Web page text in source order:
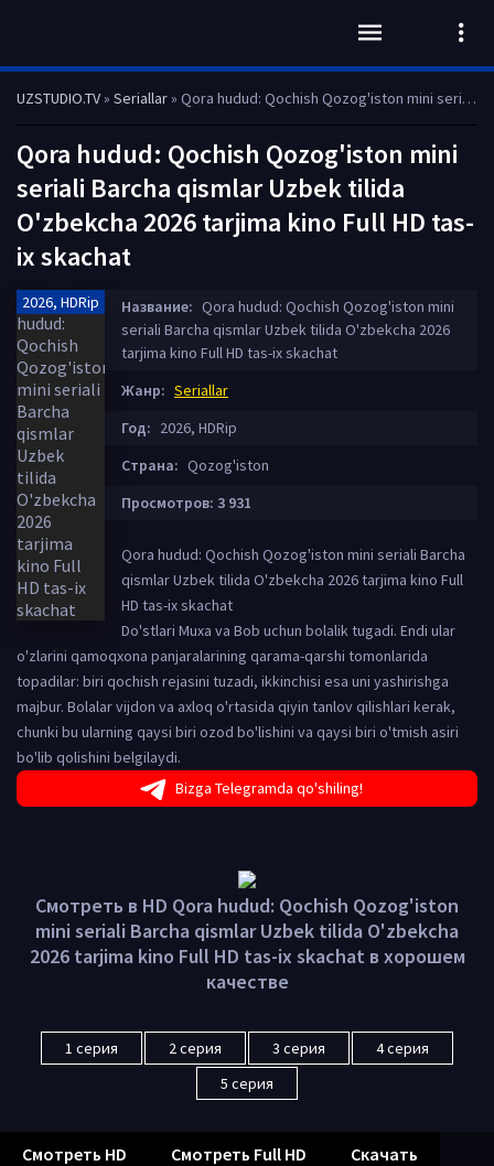
UZSTUDIO.TV» Seriallar» Qora hudud: Qochish Qozog'iston mini seriali Barcha qismlar Uzbek tilida O'zbekcha 2026 tarjima kino Full HD tas-ix skachat
Qora hudud: Qochish Qozog'iston mini
seriali Barcha qismlar Uzbek tilida
O'zbekcha 2026 tarjima kino Full HD tas-
ix skachat
2026, HDRip Название: Qora hudud: Qochish Qozog'iston mini
seriali Barcha qismlar Uzbek tilida O'zbekcha 2026
tarjima kino Full HD tas-ix skachat
Жанр: Seriallar
Год: 2026, HDRip
Страна: Qozog'iston
Просмотров: 3 931
Qora hudud: Qochish Qozog'iston mini seriali Barcha
qismlar Uzbek tilida O'zbekcha 2026 tarjima kino Full
HD tas-ix skachat
Do'stlari Muxa va Bob uchun bolalik tugadi. Endi ular
o'zlarini qamoqxona panjaralarining qarama-qarshi tomonlarida
topadilar: biri qochish rejasini tuzadi, ikkinchisi esa uni yashirishga
majbur. Bolalar vijdon va axloq o'rtasida qiyin tanlov qilishlari kerak,
chunki bu ularning qaysi biri ozod bo'lishini va qaysi biri o'tmish asiri
bo'lib qolishini belgilaydi.
Bizga Telegramda qo'shiling!
Смотреть в HD Qora hudud: Qochish Qozog'iston
mini seriali Barcha qismlar Uzbek tilida O'zbekcha
2026 tarjima kino Full HD tas-ix skachat в хорошем
качестве
1 серия 2 серия 3 серия
4 серия
5 серия
Смотреть HD Смотреть Full HD Скачать